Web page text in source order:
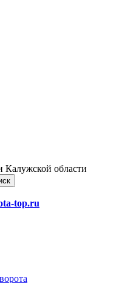
Калужской области
top.ru